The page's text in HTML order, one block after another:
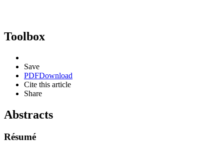
Toolbox
Save
PDFDownload
Cite this article
Share
Abstracts
Résumé